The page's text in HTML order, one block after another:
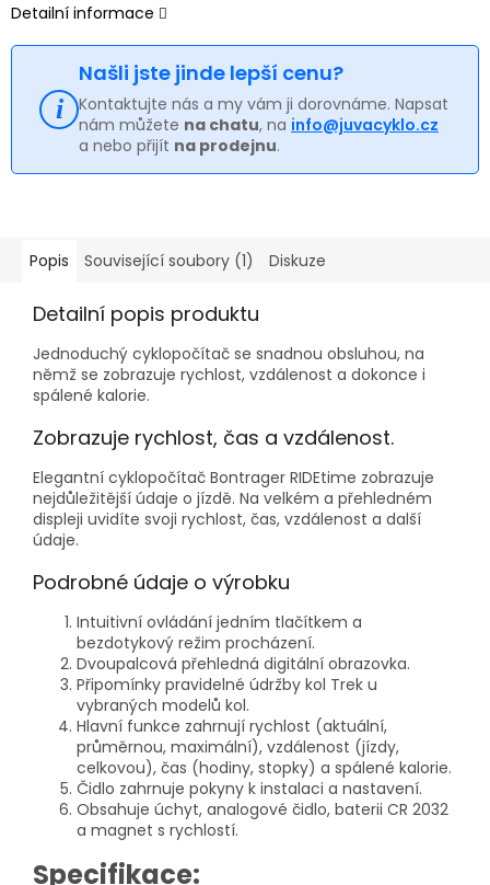
Detailní informace
Našli jste jinde lepší cenu?
Kontaktujte nás a my vám ji dorovnáme. Napsat
nám můžete na chatu, na info@juvacyklo.cz
a nebo přijít na prodejnu.
Popis Související soubory (1) Diskuze
Detailní popis produktu
Jednoduchý cyklopočítač se snadnou obsluhou, na
němž se zobrazuje rychlost, vzdálenost a dokonce i
spálené kalorie.
Zobrazuje rychlost, čas a vzdálenost.
Elegantní cyklopočítač Bontrager RIDEtime zobrazuje
nejdůležitější údaje o jízdě. Na velkém a přehledném
displeji uvidíte svoji rychlost, čas, vzdálenost a další
údaje.
Podrobné údaje o výrobku
Intuitivní ovládání jedním tlačítkem a
bezdotykový režim procházení.
Dvoupalcová přehledná digitální obrazovka.
Připomínky pravidelné údržby kol Trek u
vybraných modelů kol.
Hlavní funkce zahrnují rychlost (aktuální,
průměrnou, maximální), vzdálenost (jízdy,
celkovou), čas (hodiny, stopky) a spálené kalorie.
Čidlo zahrnuje pokyny k instalaci a nastavení.
Obsahuje úchyt, analogové čidlo, baterii CR 2032
a magnet s rychlostí.
Specifikace: